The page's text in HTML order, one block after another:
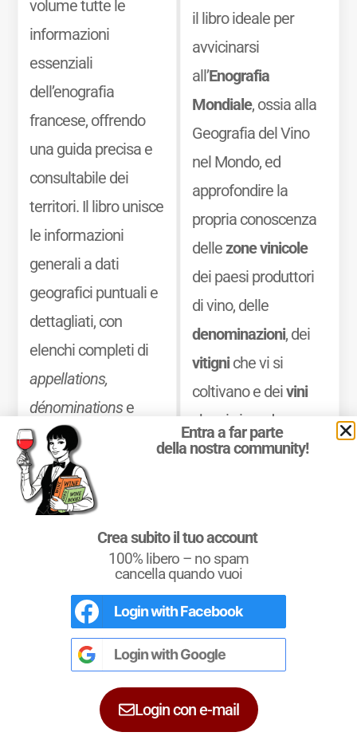
volume tutte le
informazioni
essenziali
dell’enografia
francese, offrendo
una guida precisa e
consultabile dei
territori. Il libro unisce
le informazioni
generali a dati
geografici puntuali e
dettagliati, con
elenchi completi di
appellations,
dénominationse
classements
una sintesi chiara
delle principali
organolettiche dei
vini delle diverse
Mostra di più
il libro ideale per
avvicinarsi
all’Enografia
Mondiale, ossia alla
Geografia del Vino
nel Mondo, ed
approfondire la
propria conoscenza
dellezone vinicole
dei paesi produttori
di vino, delle
denominazioni, dei
vitigniche vi si
coltivano e deivini
che vi si producono.
Il Mondo del Vino
La Geografia del Vino nel Mondo, con le
cartine dettagliate delle zone
vinicole dei Paesi produttori, la storia della
Entra a far parte
della nostra community!
Crea subito il tuo account
100% libero – no spam
cancella quando vuoi
Login withFacebook
Login withGoogle
Login con e-mail